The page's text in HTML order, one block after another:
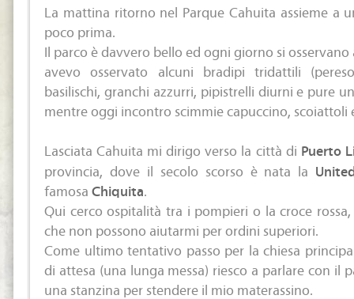
La mattina ritorno nel Parque Cahuita assieme a
poco prima.
Il parco è davvero bello ed ogni giorno si
avevo osservato alcuni bradipi tridattili
basilischi, granchi azzurri, pipistrelli diurni e pure
mentre oggi incontro scimmie capuccino, scoiattoli
Lasciata Cahuita mi dirigo verso la città di Puerto
provincia, dove il secolo scorso è nata la
famosa Chiquita.
Qui cerco ospitalità tra i pompieri o la croce
che non possono aiutarmi per ordini superiori.
Come ultimo tentativo passo per la chiesa
di attesa (una lunga messa) riesco a parlare con il
una stanzina per stendere il mio materassino.